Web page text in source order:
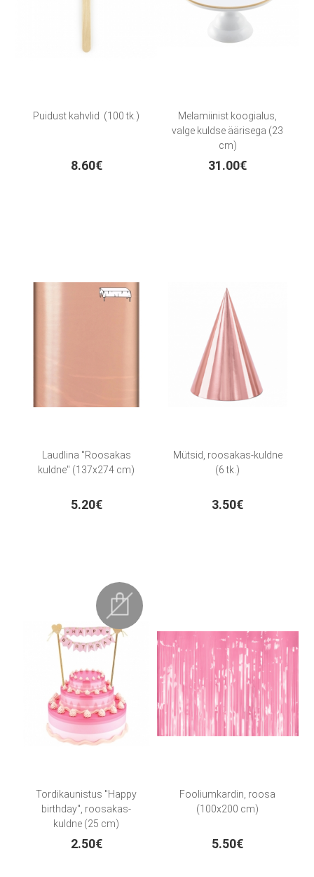
Puidust kahvlid (100 tk.)
8.60€
Melamiinist koogialus,
valge kuldse äärisega (23
cm)
31.00€
Laudlina "Roosakas
kuldne" (137x274 cm)
5.20€
Mütsid, roosakas-kuldne
(6 tk.)
3.50€
Tordikaunistus "Happy
birthday", roosakas-
kuldne (25 cm)
2.50€
Fooliumkardin, roosa
(100x200 cm)
5.50€